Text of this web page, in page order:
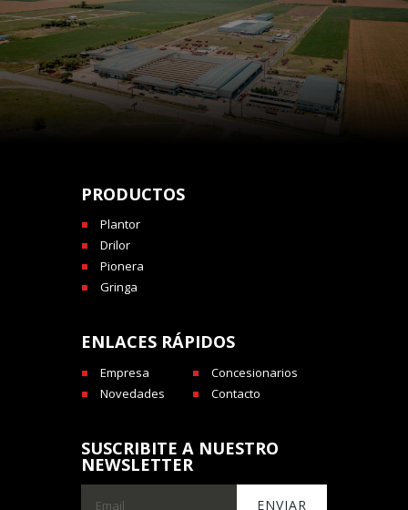
PRODUCTOS
Plantor
Drilor
Pionera
Gringa
ENLACES RÁPIDOS
Empresa
Concesionarios
Novedades
Contacto
SUSCRIBITE A NUESTRO
NEWSLETTER